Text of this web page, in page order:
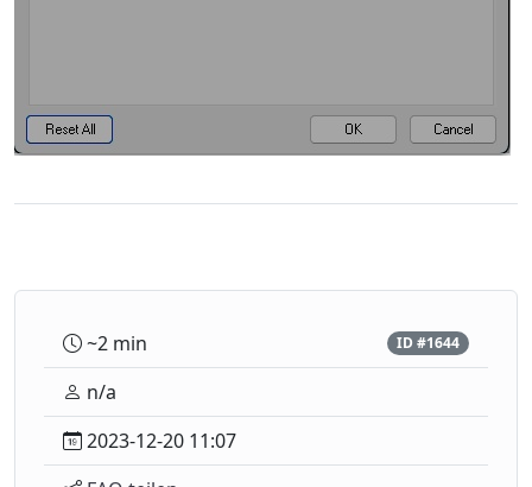
~2 min ID #1644
n/a
2023-12-20 11:07